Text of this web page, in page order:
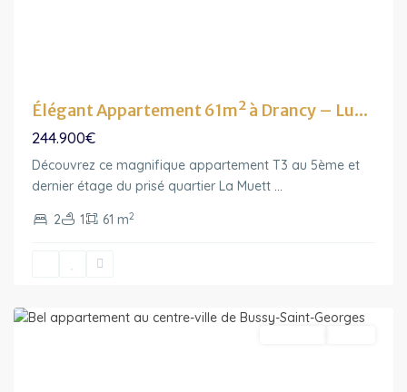
Élégant Appartement 61m² à Drancy – Lu...
244.900€
Découvrez ce magnifique appartement T3 au 5ème et
dernier étage du prisé quartier La Muett ...
2 1 61 m2
Ile-
France,